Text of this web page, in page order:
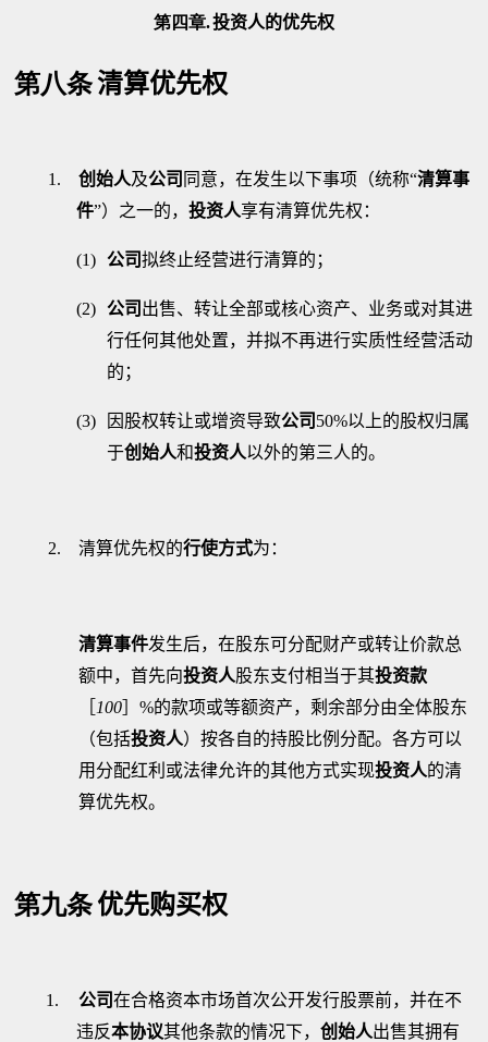
第四章.投资人的优先权
第八条清算优先权
1. 创始人及公司 同意，在发生以下事项（统称“清算事
件”）之一的，投资人享有清算优先权：
(1) 公司拟终止经营进行清算的 ；
(2) 公司 出售、转让全部或核心资产、业务或对其进
行任何其他处置，并拟不再进行实质性经营活动
的；
(3) 因股权转让或增资导致公司 50%以上的股权归属
于创始人和投资人以外的第三人的。
2. 清算优先权的行使方式为：
清算事件发生后，在股东可分配财产或转让价款总
额中，首先向投资人股东支付相当于其投资款
100 ］%的款项或等额资产，剩余部分由全体股东
（包括投资人）按各自的持股比例分配。各方可以
用分配红利或法律允许的其他方式实现投资人的清
算优先权。
第九条优先购买权
1. 公司在合格资本市场首次公开发行股票前，并在不
违反本协议其他条款的情况下，创始人出售其拥有